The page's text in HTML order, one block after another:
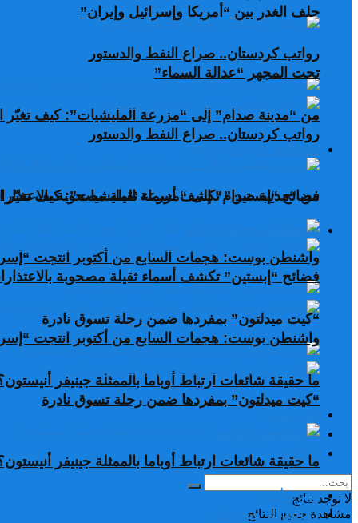
رواتب كردستان.. صراع النفط والدستور
من “مدينة صدام” إلى “مزرعة المليشيات”: كيف تغيّر
صحافة عربية ودولية
فضائح “إبستين” تكشف أسماء ثقيلة مصحوبة
واشنطن بوست: هجمات السابع من أكتوبر انتجت
“كيت ميدلتون” بمفردها ضمن رحلة تسوق نادرة
ما حقيقة شائعات ارتباط أوباما بالممثلة جينيفر
دراسات وبحوث
رياضة
لا توجد نتائج
مشاهدة جميع النتائح
حلف الغدر بين “أمريكا وإسرائيل وإيران”
تحت المجهر “عدالة السماء”
رواتب كردستان.. صراع النفط والدستور
من “مدينة صدام” إلى “مزرعة المليشيات”: كيف تغيّر
صحافة عربية ودولية
فضائح “إبستين” تكشف أسماء ثقيلة مصحوبة
واشنطن بوست: هجمات السابع من أكتوبر انتجت
“كيت ميدلتون” بمفردها ضمن رحلة تسوق نادرة
ما حقيقة شائعات ارتباط أوباما بالممثلة جينيفر
تغريدات
دراسات وبحوث